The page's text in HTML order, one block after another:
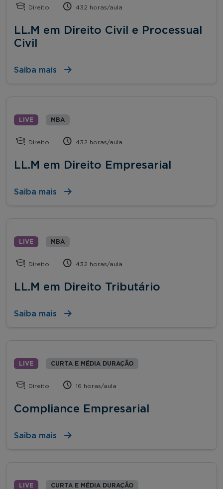
Direito 432 horas/aula
LL.M em Direito Civil e Processual
Civil
Saiba mais
LIVE MBA
Direito 432 horas/aula
LL.M em Direito Empresarial
Saiba mais
LIVE MBA
Direito 432 horas/aula
LL.M em Direito Tributário
Saiba mais
LIVE CURTA E MÉDIA DURAÇÃO
Direito 16 horas/aula
Compliance Empresarial
Saiba mais
LIVE CURTA E MÉDIA DURAÇÃO